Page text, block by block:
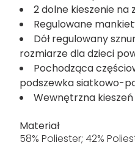
2 dolne kieszenie na
Regulowane
Dół regulowany
rozmiarze dla dzieci
Pochodząca
podszewka siatkowo-
Wewnętrzna
Materiał
58% Poliester; 42%